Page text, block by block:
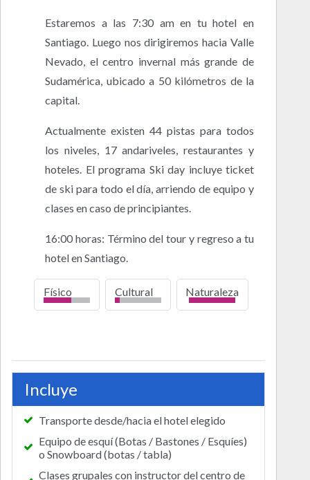
Estaremos a las 7:30 am en tu hotel en
Santiago. Luego nos dirigiremos hacia Valle
Nevado, el centro invernal más grande de
Sudamérica, ubicado a 50 kilómetros de la
capital.
Actualmente existen 44 pistas para todos
los niveles, 17 andariveles, restaurantes y
hoteles. El programa Ski day incluye ticket
de ski para todo el día, arriendo de equipo y
clases en caso de principiantes.
16:00 horas: Término del tour y regreso a tu
hotel en Santiago.
Físico
Cultural
bajo
Naturaleza
alto
Incluye
Transporte desde/hacia el hotel elegido
Equipo de esquí (Botas / Bastones / Esquíes)
o Snowboard (botas / tabla)
Clases grupales con instructor del centro de